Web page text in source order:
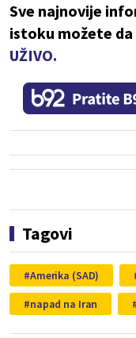
Sve najnovije
istoku možete
UŽIVO.
Tagovi
Amerika (SAD)
napad na Iran